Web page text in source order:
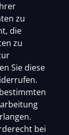
zu
die
zu
Sie diese
bei